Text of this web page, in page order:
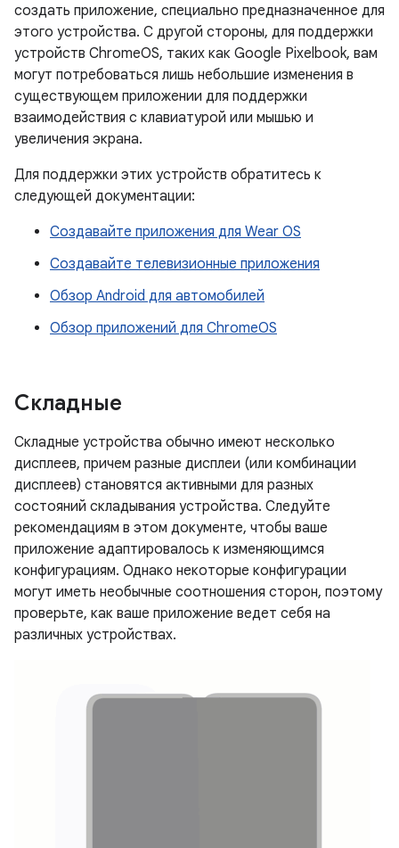
создать приложение, специально предназначенное для
этого устройства. С другой стороны, для поддержки
устройств ChromeOS, таких как Google Pixelbook, вам
могут потребоваться лишь небольшие изменения в
существующем приложении для поддержки
взаимодействия с клавиатурой или мышью и
увеличения экрана.
Для поддержки этих устройств обратитесь к
следующей документации:
Создавайте приложения для Wear OS
Создавайте телевизионные приложения
Обзор Android для автомобилей
Обзор приложений для ChromeOS
Складные
Складные устройства обычно имеют несколько
дисплеев, причем разные дисплеи (или комбинации
дисплеев) становятся активными для разных
состояний складывания устройства. Следуйте
рекомендациям в этом документе, чтобы ваше
приложение адаптировалось к изменяющимся
конфигурациям. Однако некоторые конфигурации
могут иметь необычные соотношения сторон, поэтому
проверьте, как ваше приложение ведет себя на
различных устройствах.